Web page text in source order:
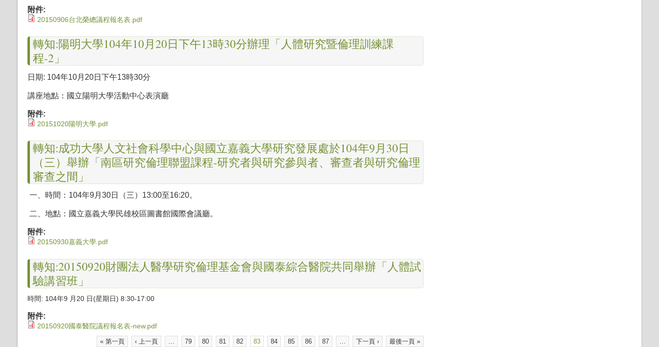
附件:
20150906台北榮總議程報名表.pdf
轉知:陽明大學104年10月20日下午13時30分辦理「人體研究暨倫理訓練課
程-2」
日期: 104年10月20日下午13時30分
講座地點：國立陽明大學活動中心表演廳
附件:
20151020陽明大學.pdf
轉知:成功大學人文社會科學中心與國立嘉義大學研究發展處於104年9月30日
（三）舉辦「南區研究倫理聯盟課程-研究者與研究參與者、審查者與研究倫理
審查之間」
一、時間：104年9月30日（三）13:00至16:20。
二、地點：國立嘉義大學民雄校區圖書館國際會議廳。
附件:
20150930嘉義大學.pdf
轉知:20150920財團法人醫學研究倫理基金會與國泰綜合醫院共同舉辦「人體試
驗講習班」
時間: 104年9 月20 日(星期日) 8:30-17:00
附件:
20150920國泰醫院議程報名表-new.pdf
« 第一頁 ‹ 上一頁 … 79 80 81 82 83 84 85 86 87 … 下一頁 › 最後一頁 »